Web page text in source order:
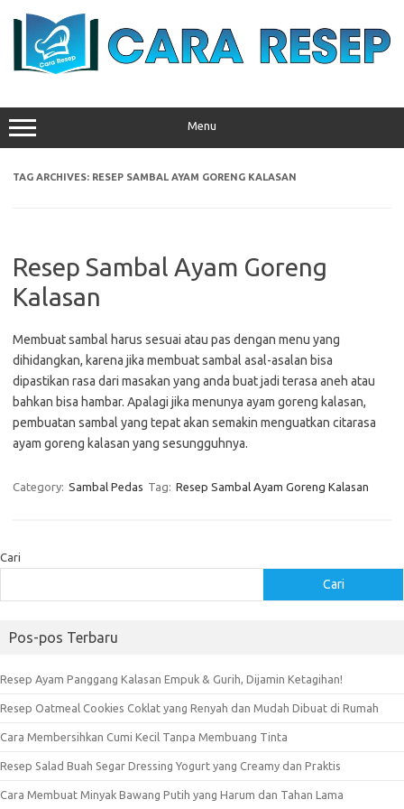
Menu
TAG ARCHIVES: RESEP SAMBAL AYAM GORENG KALASAN
Resep Sambal Ayam Goreng
Kalasan
Membuat sambal harus sesuai atau pas dengan menu yang
dihidangkan, karena jika membuat sambal asal-asalan bisa
dipastikan rasa dari masakan yang anda buat jadi terasa aneh atau
bahkan bisa hambar. Apalagi jika menunya ayam goreng kalasan,
pembuatan sambal yang tepat akan semakin menguatkan citarasa
ayam goreng kalasan yang sesungguhnya.
Category: Sambal Pedas Tag: Resep Sambal Ayam Goreng Kalasan
Cari
Cari
Pos-pos Terbaru
Resep Ayam Panggang Kalasan Empuk & Gurih, Dijamin Ketagihan!
Resep Oatmeal Cookies Coklat yang Renyah dan Mudah Dibuat di Rumah
Cara Membersihkan Cumi Kecil Tanpa Membuang Tinta
Resep Salad Buah Segar Dressing Yogurt yang Creamy dan Praktis
Cara Membuat Minyak Bawang Putih yang Harum dan Tahan Lama